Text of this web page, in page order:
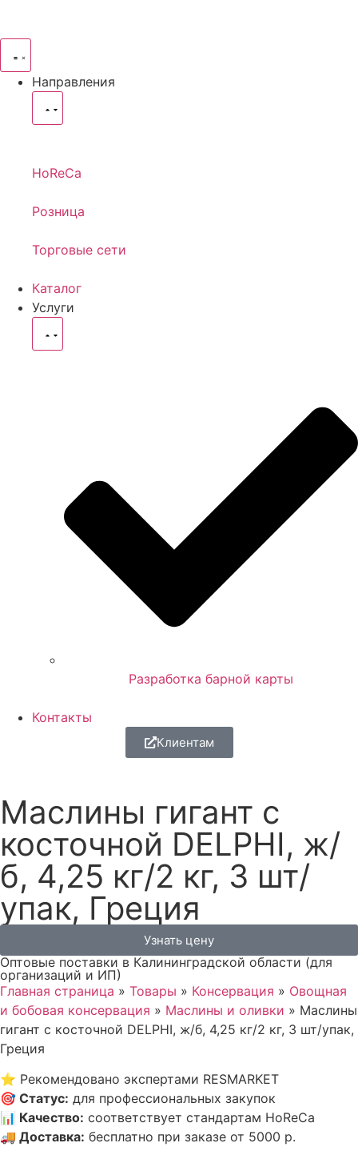
Направления
HoReCa
Розница
Торговые сети
Каталог
Услуги
Разработка барной карты
Контакты
Клиентам
Маслины гигант с
косточной DELPHI, ж/
б, 4,25 кг/2 кг, 3 шт/
упак, Греция
Узнать цену
Оптовые поставки в Калининградской области (для
организаций и ИП)
Главная страница » Товары » Консервация » Овощная
и бобовая консервация » Маслины и оливки » Маслины
гигант с косточной DELPHI, ж/б, 4,25 кг/2 кг, 3 шт/упак,
Греция
⭐ Рекомендовано экспертами RESMARKET
🎯 Статус: для профессиональных закупок
📊 Качество: соответствует стандартам HoReCa
🚚 Доставка: бесплатно при заказе от 5000 р.